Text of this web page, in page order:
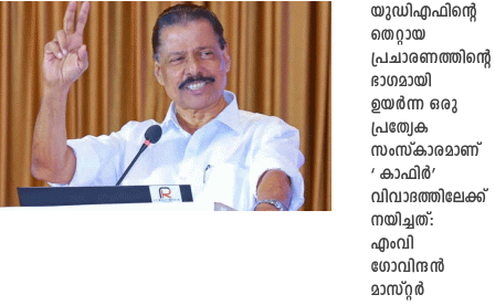
യുഡിഎഫിന്റെ
തെറ്റായ
പ്രചാരണത്തിന്റെ
ഭാഗമായി
ഉയർന്ന ഒരു
പ്രത്യേക
സംസ്കാരമാണ്
‘ കാഫിർ’
വിവാദത്തിലേക്ക്
നയിച്ചത്:
എംവി
ഗോവിന്ദൻ
മാസ്റ്റർ